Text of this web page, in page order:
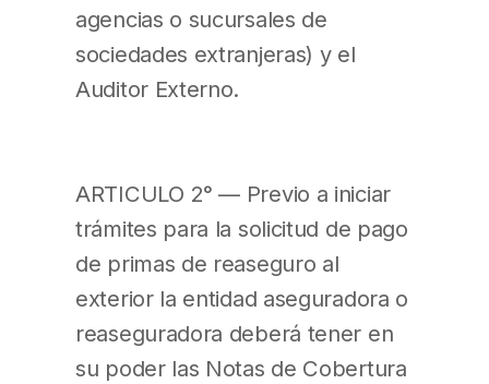
agencias o sucursales de
sociedades extranjeras) y el
Auditor Externo.
ARTICULO 2° — Previo a iniciar
trámites para la solicitud de pago
de primas de reaseguro al
exterior la entidad aseguradora o
reaseguradora deberá tener en
su poder las Notas de Cobertura